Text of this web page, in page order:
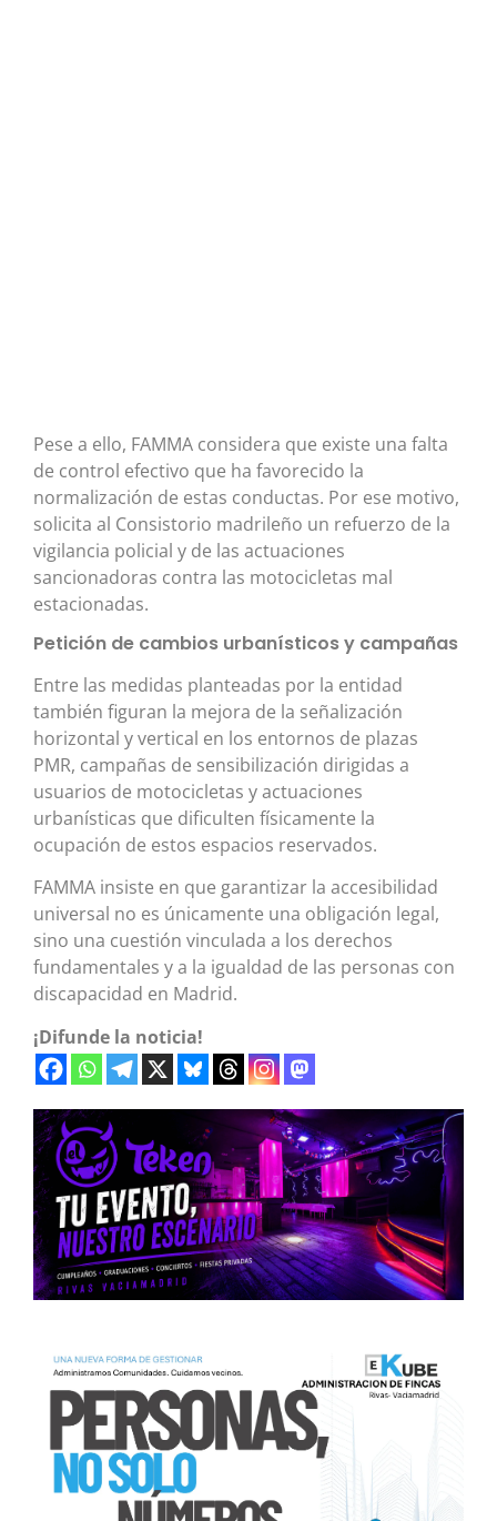
Pese a ello, FAMMA considera que existe una falta
de control efectivo que ha favorecido la
normalización de estas conductas. Por ese motivo,
solicita al Consistorio madrileño un refuerzo de la
vigilancia policial y de las actuaciones
sancionadoras contra las motocicletas mal
estacionadas.
Petición de cambios urbanísticos y campañas
Entre las medidas planteadas por la entidad
también figuran la mejora de la señalización
horizontal y vertical en los entornos de plazas
PMR, campañas de sensibilización dirigidas a
usuarios de motocicletas y actuaciones
urbanísticas que dificulten físicamente la
ocupación de estos espacios reservados.
FAMMA insiste en que garantizar la accesibilidad
universal no es únicamente una obligación legal,
sino una cuestión vinculada a los derechos
fundamentales y a la igualdad de las personas con
discapacidad en Madrid.
¡Difunde la noticia!